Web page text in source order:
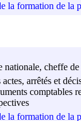
la formation de la
cheffe
arrêtés et
comptables
la formation de la